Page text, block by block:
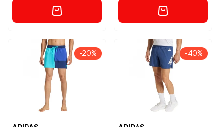
-20% -40%